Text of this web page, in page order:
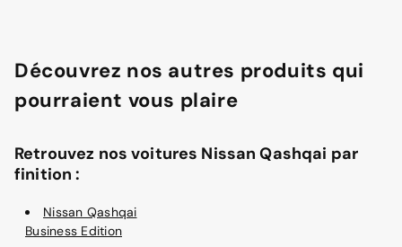
Découvrez nos autres produits qui
pourraient vous plaire
Retrouvez nos voitures Nissan Qashqai par
finition :
Nissan Qashqai
Business Edition